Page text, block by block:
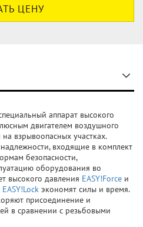
ЦЕНУ
аппарат высокого
двигателем воздушного
взрывоопасных участках.
входящие в комплект
безопасности,
оборудования во
высокого давления EASY!Force и
EASY!Lock экономят силы и время.
присоединение и
в сравнении с резьбовыми